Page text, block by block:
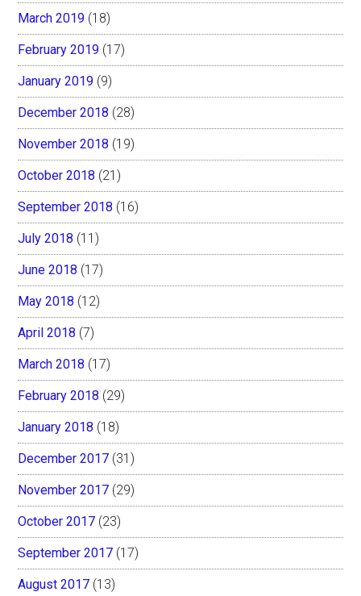
March 2019 (18)
February 2019 (17)
January 2019 (9)
December 2018 (28)
November 2018 (19)
October 2018 (21)
September 2018 (16)
July 2018 (11)
June 2018 (17)
May 2018 (12)
April 2018 (7)
March 2018 (17)
February 2018 (29)
January 2018 (18)
December 2017 (31)
November 2017 (29)
October 2017 (23)
September 2017 (17)
August 2017 (13)